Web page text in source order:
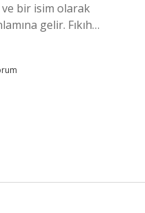
ve bir isim olarak
gelir. Fıkıh…